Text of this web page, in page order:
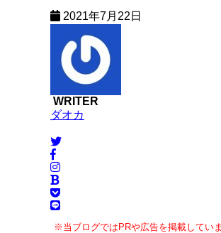
2021年7月22日
WRITER
ダオカ
※当ブログではPRや広告を掲載していま